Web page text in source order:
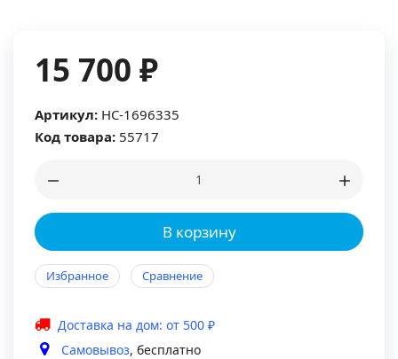
15 700 ₽
Артикул: НС-1696335
Код товара: 55717
В корзину
Избранное Сравнение
Доставка на дом: от 500 ₽
Самовывоз, бесплатно